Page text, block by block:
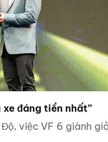
đáng tiền nhất”
việc VF 6 giành